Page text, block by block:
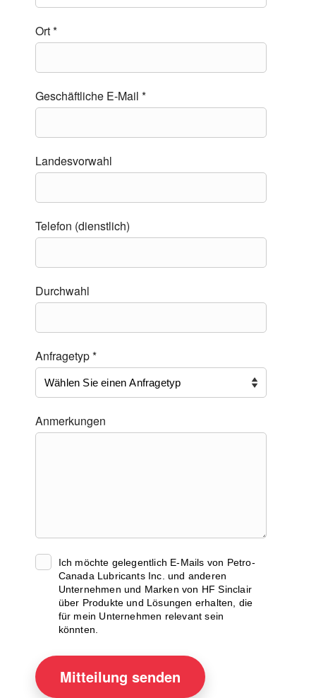
Ort *
Geschäftliche E-Mail *
Landesvorwahl
Telefon (dienstlich)
Durchwahl
Anfragetyp *
Anmerkungen
Ich möchte gelegentlich E-Mails von Petro-
Canada Lubricants Inc. und anderen
Unternehmen und Marken von HF Sinclair
über Produkte und Lösungen erhalten, die
für mein Unternehmen relevant sein
könnten.
Mitteilung senden